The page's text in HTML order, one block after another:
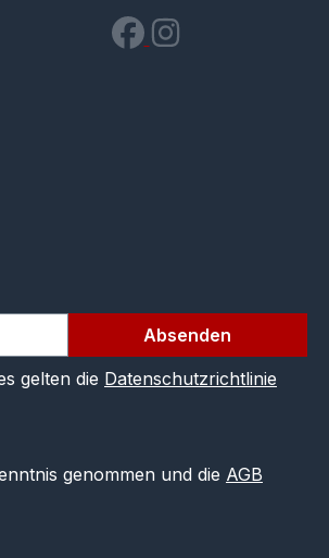
Absenden
gelten die Datenschutzrichtlinie
genommen und die AGB